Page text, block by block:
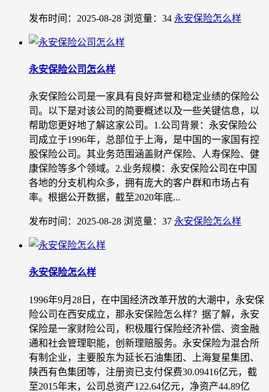
发布时间：2025-08-28 浏览量：34 永安保险怎么样
永安保险公司怎么样
永安保险公司是一家具有良好声誉和稳定业绩的保险公
司。以下是对该公司的简要概述以及一些关键信息，以
帮助您更好地了解这家公司。1.公司背景：永安保险公
司成立于1996年，总部位于上海，是中国的一家国有控
股保险公司。其业务范围涵盖财产保险、人寿保险、健
康保险等多个领域。2.业务规模：永安保险公司在中国
各地的分支机构众多，拥有庞大的客户群和市场占有
率。根据公开数据，截至2020年底...
发布时间：2025-08-28 浏览量：37 永安保险怎么样
永安保险怎么样
1996年9月28日，在中国经济改革开放的大潮中，永安保
险公司在西安成立，那永安保险怎么样？据了解，永安
保险是一家财险公司，积极履行保险经济补偿、资金融
通和社会管理职能，创新理赔服务。永安保险为混合所
有制企业，主要股东为延长石油集团、上海复星集团、
陕西有色集团等，注册资已支付保费30.09416亿元，截
至2015年末，公司总资产122.64亿元，净资产44.89亿